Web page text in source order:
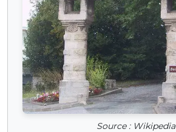
Source : Wikipedia